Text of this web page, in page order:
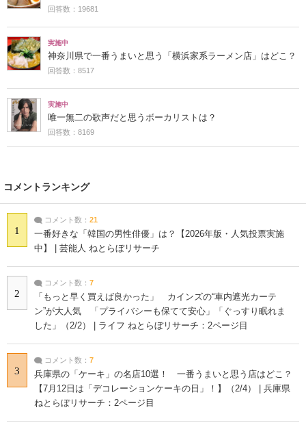
回答数：19681
実施中
神奈川県で一番うまいと思う「横浜家系ラーメン店」はどこ？
回答数：8517
実施中
唯一無二の歌声だと思うボーカリストは？
回答数：8169
コメントランキング
1
コメント数： 21
一番好きな「韓国の男性俳優」は？【2026年版・人気投票実施
中】 | 芸能人 ねとらぼリサーチ
2
コメント数： 7
「もっと早く買えば良かった」 カインズの“車内遮光カーテ
ン”が大人気 「プライバシーも保てて安心」「ぐっすり眠れま
した」（2/2） | ライフ ねとらぼリサーチ：2ページ目
3
コメント数： 7
兵庫県の「ケーキ」の名店10選！ 一番うまいと思う店はどこ？
【7月12日は「デコレーションケーキの日」！】（2/4） | 兵庫県
ねとらぼリサーチ：2ページ目